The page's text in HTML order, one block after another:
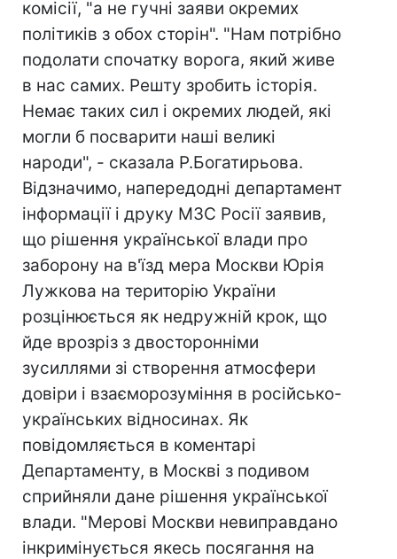
комісії, "а не гучні заяви окремих
політиків з обох сторін". "Нам потрібно
подолати спочатку ворога, який живе
в нас самих. Решту зробить історія.
Немає таких сил і окремих людей, які
могли б посварити наші великі
народи", - сказала Р.Богатирьова.
Відзначимо, напередодні департамент
інформації і друку МЗС Росії заявив,
що рішення української влади про
заборону на в'їзд мера Москви Юрія
Лужкова на територію України
розцінюється як недружній крок, що
йде врозріз з двосторонніми
зусиллями зі створення атмосфери
довіри і взаєморозуміння в російсько-
українських відносинах. Як
повідомляється в коментарі
Департаменту, в Москві з подивом
сприйняли дане рішення української
влади. "Мерові Москви невиправдано
інкримінується якесь посягання на